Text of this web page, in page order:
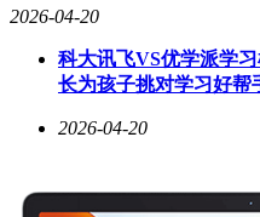
2026-04-20
科大讯飞VS优学派学
长为孩子挑对学习好帮
2026-04-20